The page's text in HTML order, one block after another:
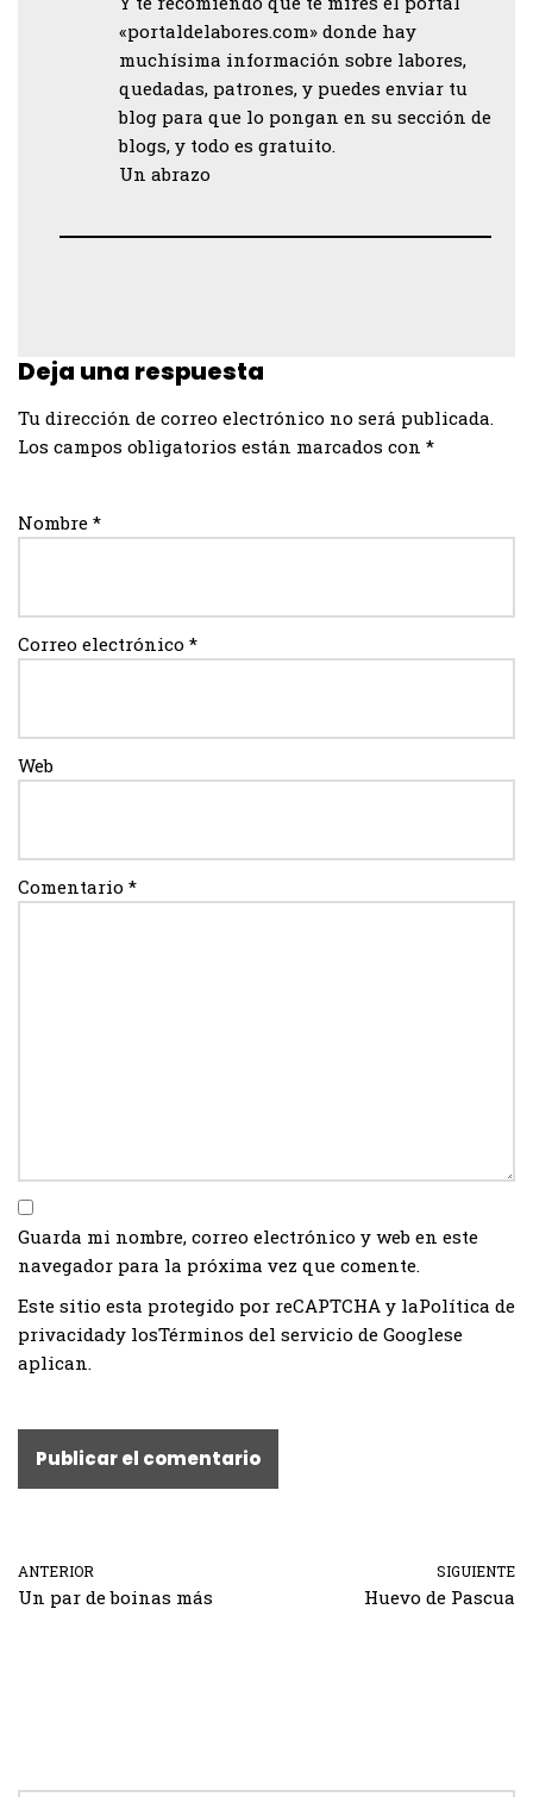
«portaldelabores.com» donde hay
muchísima información sobre labores,
quedadas, patrones, y puedes enviar tu
blog para que lo pongan en su sección de
blogs, y todo es gratuito.
Un abrazo
Deja una respuesta
Tu dirección de correo electrónico no será publicada.
Los campos obligatorios están marcados con *
Nombre *
Correo electrónico *
Web
Comentario *
Guarda mi nombre, correo electrónico y web en este
navegador para la próxima vez que comente.
Este sitio esta protegido por reCAPTCHA y laPolítica de
privacidady losTérminos del servicio de Googlese
aplican.
ANTERIOR
Un par de boinas más
SIGUIENTE
Huevo de Pascua